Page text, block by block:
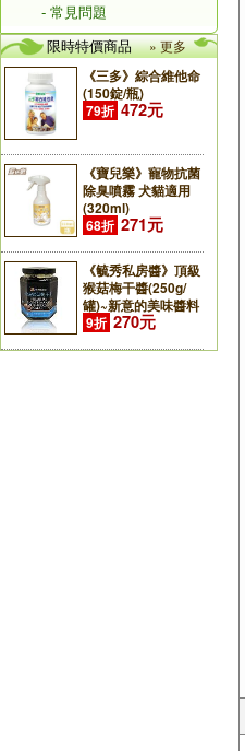
- 常見問題
限時特價商品
» 更多
《三多》綜合維他命
(150錠/瓶)
79折 472元
《寶兒樂》寵物抗菌
除臭噴霧 犬貓適用
(320ml)
68折 271元
《毓秀私房醬》頂級
猴菇梅干醬(250g/
罐)~新意的美味醬料
9折 270元